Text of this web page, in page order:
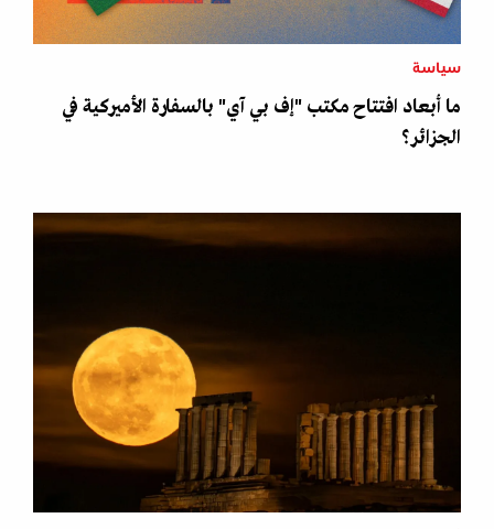
سياسة
ما أبعاد افتتاح مكتب "إف بي آي" بالسفارة الأميركية في
الجزائر؟